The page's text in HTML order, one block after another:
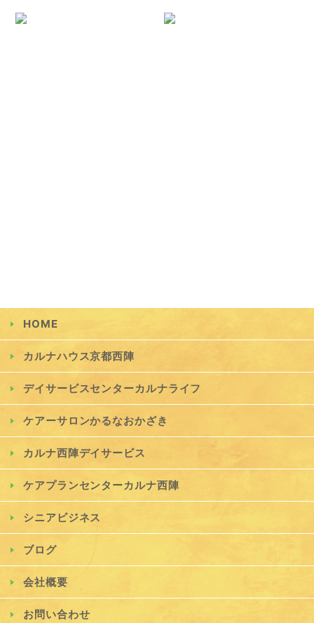
HOME
カルナハウス京都西陣
デイサービスセンターカルナライフ
ケアーサロンかるなおかざき
カルナ西陣デイサービス
ケアプランセンターカルナ西陣
シニアビジネス
ブログ
会社概要
お問い合わせ